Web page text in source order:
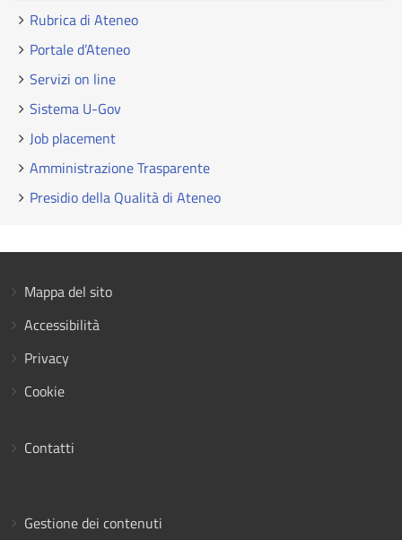
Rubrica di Ateneo
Portale d’Ateneo
Servizi on line
Sistema U-Gov
Job placement
Amministrazione Trasparente
Presidio della Qualità di Ateneo
Mappa del sito
Accessibilità
Privacy
Cookie
Contatti
Gestione dei contenuti